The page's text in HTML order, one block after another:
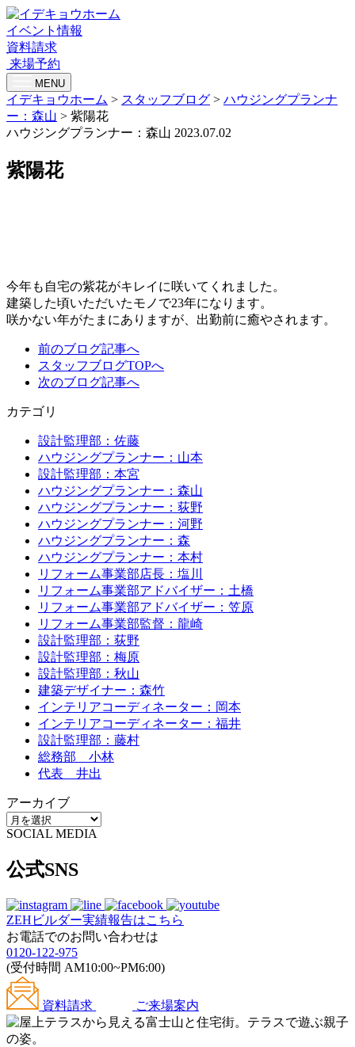
イベント情報
資料請求
来場予約
MENU
イデキョウホーム > スタッフブログ > ハウジングプランナ
ー：森山 > 紫陽花
ハウジングプランナー：森山 2023.07.02
紫陽花
今年も自宅の紫花がキレイに咲いてくれました。
建築した頃いただいたモノで23年になります。
咲かない年がたまにありますが、出勤前に癒やされます。
前のブログ記事へ
スタッフブログTOPへ
次のブログ記事へ
カテゴリ
設計監理部：佐藤
ハウジングプランナー：山本
設計監理部：本宮
ハウジングプランナー：森山
ハウジングプランナー：荻野
ハウジングプランナー：河野
ハウジングプランナー：森
ハウジングプランナー：本村
リフォーム事業部店長：塩川
リフォーム事業部アドバイザー：土橋
リフォーム事業部アドバイザー：笠原
リフォーム事業部監督：龍崎
設計監理部：荻野
設計監理部：梅原
設計監理部：秋山
建築デザイナー：森竹
インテリアコーディネーター：岡本
インテリアコーディネーター：福井
設計監理部：藤村
総務部 小林
代表 井出
アーカイブ
SOCIAL MEDIA
公式SNS
ZEHビルダー実績報告はこちら
お電話でのお問い合わせは
0120-122-975
(受付時間 AM10:00~PM6:00)
資料請求 ご来場案内